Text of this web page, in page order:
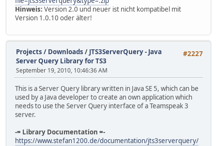
Hinweis: Version 2.0 und neuer ist nicht kompatibel mit
Version 1.0.10 oder älter!
#2227
Projects / Downloads / JTS3ServerQuery - Java
Server Query Library for TS3
September 19, 2010, 10:46:36 AM
This is a Server Query library written in Java SE 5, which can be
used by a Java developer to create an own application which
needs to use the Server Query interface of a Teamspeak 3
server.
-= Library Documentation =-
https://www.stefan1200.de/documentation/jts3serverquery/